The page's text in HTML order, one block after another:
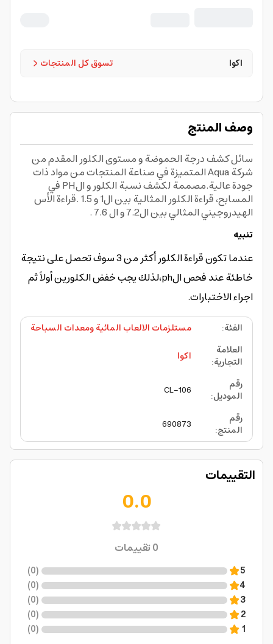
تسوق كل المنتجات اكوا
وصف المنتج
سائل كشف درجة الحموضة و مستوى الكلور المقدم من
شركة Aqua المتميزة في صناعة المنتجات من مواد ذات
جودة عالية.مصممة لكشف نسبة الكلور و الPH في
المسابح، قراءة الكلور المثالية بين ال1 و 1.5 .قراءة الأس
الهيدروجيني المثالي بين ال7.2 و ال 7.6 .
تنبيه
عندما تكون قراءة الكلور أكثر من 3 سوف تحصل على نتيجة
خاطئة عند فحص الph،لذلك يجب خفض الكلورين أولاً ثم
اجراء الاختبارات.
الفئة:
مستلزمات الالعاب المائية ومعدات السباحة
العلامة
التجارية:
اكوا
رقم
الموديل:
CL-106
رقم
المنتج:
690873
التقييمات
0.0
0تقييمات
5
(
0
)
4
(
0
)
3
(
0
)
2
(
0
)
1
(
0
)